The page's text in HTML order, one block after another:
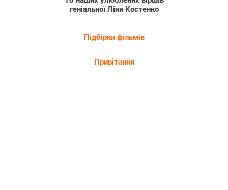
геніальної Ліни Костенко
Підбірки фільмів
Привітання